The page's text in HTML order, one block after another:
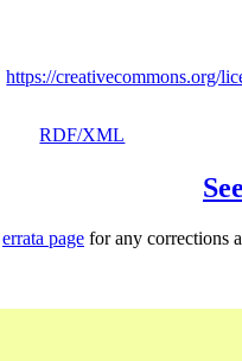
https://creativecommons.org/
RDF/XML
errata page for any corrections